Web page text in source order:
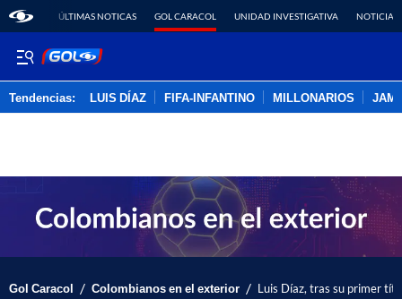
ÚLTIMAS NOTICAS GOL CARACOL UNIDAD INVESTIGATIVA NOTICIAS
Tendencias: LUIS DÍAZ FIFA-INFANTINO MILLONARIOS
Gol Caracol / Colombianos en el exterior / Luis Díaz, tras su primer